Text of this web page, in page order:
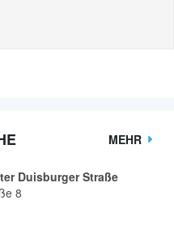
MEHR
Duisburger Straße
8